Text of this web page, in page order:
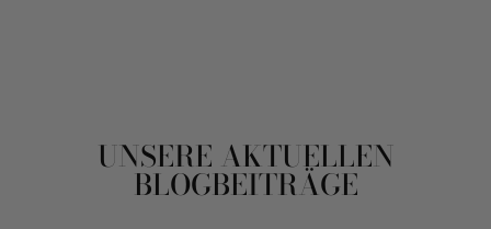
UNSERE AKTUELLEN
BLOGBEITRÄGE